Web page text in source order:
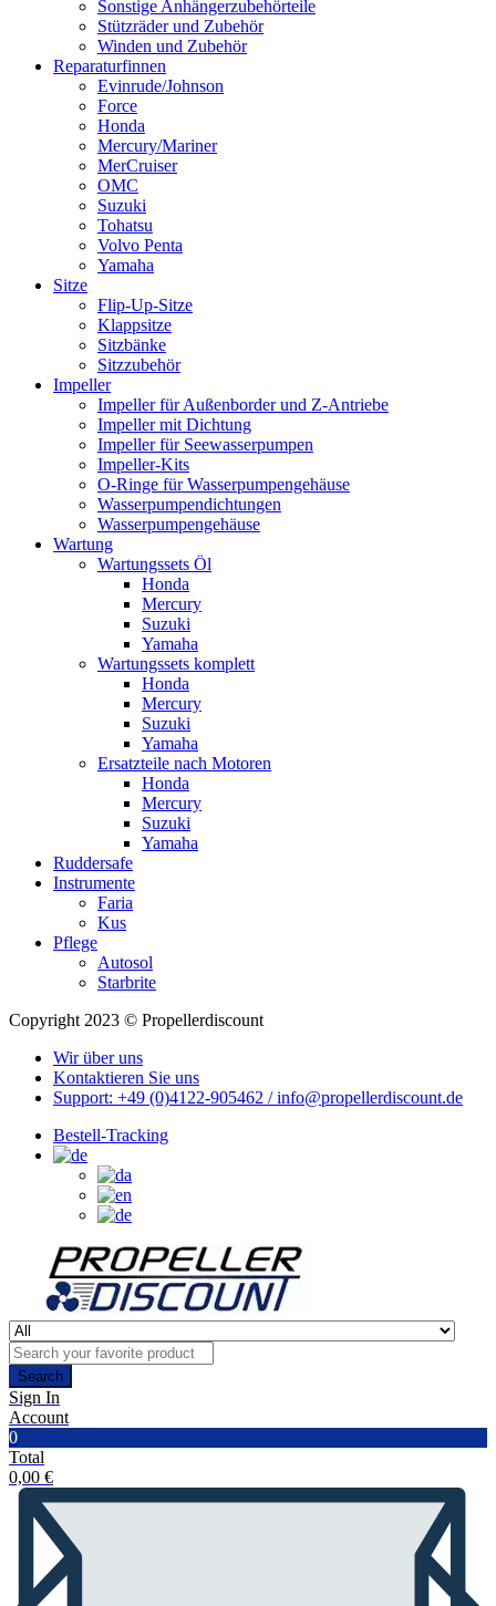
Sonstige Anhängerzubehörteile
Stützräder und Zubehör
Winden und Zubehör
Reparaturfinnen
Evinrude/Johnson
Force
Honda
Mercury/Mariner
MerCruiser
OMC
Suzuki
Tohatsu
Volvo Penta
Yamaha
Sitze
Flip-Up-Sitze
Klappsitze
Sitzbänke
Sitzzubehör
Impeller
Impeller für Außenborder und Z-Antriebe
Impeller mit Dichtung
Impeller für Seewasserpumpen
Impeller-Kits
O-Ringe für Wasserpumpengehäuse
Wasserpumpendichtungen
Wasserpumpengehäuse
Wartung
Wartungssets Öl
Honda
Mercury
Suzuki
Yamaha
Wartungssets komplett
Honda
Mercury
Suzuki
Yamaha
Ersatzteile nach Motoren
Honda
Mercury
Suzuki
Yamaha
Ruddersafe
Instrumente
Faria
Kus
Pflege
Autosol
Starbrite
Copyright 2023 © Propellerdiscount
Wir über uns
Kontaktieren Sie uns
Support: +49 (0)4122-905462 / info@propellerdiscount.de
Bestell-Tracking
Search
Sign In
Account
0
Total
0,00 €